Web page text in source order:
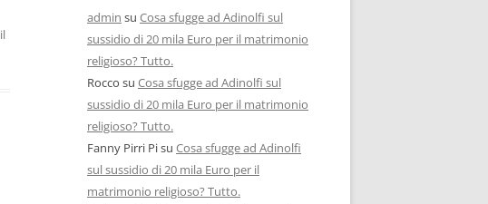
il
admin su Cosa sfugge ad Adinolfi sul
sussidio di 20 mila Euro per il matrimonio
religioso? Tutto.
Rocco su Cosa sfugge ad Adinolfi sul
sussidio di 20 mila Euro per il matrimonio
religioso? Tutto.
Fanny Pirri Pisu Cosa sfugge ad Adinolfi
sul sussidio di 20 mila Euro per il
matrimonio religioso? Tutto.